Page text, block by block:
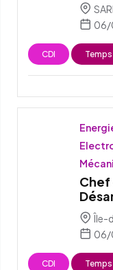
06/
CDI
Île-
06/
CDI